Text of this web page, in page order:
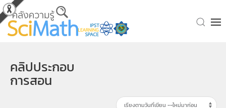
Skip to main content
คลิปประกอบ
การสอน